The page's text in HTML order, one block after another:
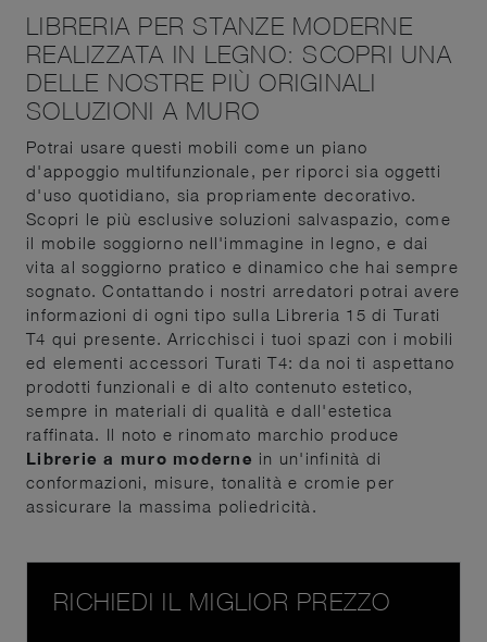
LIBRERIA PER STANZE MODERNE
REALIZZATA IN LEGNO: SCOPRI UNA
DELLE NOSTRE PIÙ ORIGINALI
SOLUZIONI A MURO
Potrai usare questi mobili come un piano
d'appoggio multifunzionale, per riporci sia oggetti
d'uso quotidiano, sia propriamente decorativo.
Scopri le più esclusive soluzioni salvaspazio, come
il mobile soggiorno nell'immagine in legno, e dai
vita al soggiorno pratico e dinamico che hai sempre
sognato. Contattando i nostri arredatori potrai avere
informazioni di ogni tipo sulla Libreria 15 di Turati
T4 qui presente. Arricchisci i tuoi spazi con i mobili
ed elementi accessori Turati T4: da noi ti aspettano
prodotti funzionali e di alto contenuto estetico,
sempre in materiali di qualità e dall'estetica
raffinata. Il noto e rinomato marchio produce
Librerie a muro moderne in un'infinità di
conformazioni, misure, tonalità e cromie per
assicurare la massima poliedricità.
RICHIEDI IL MIGLIOR PREZZO